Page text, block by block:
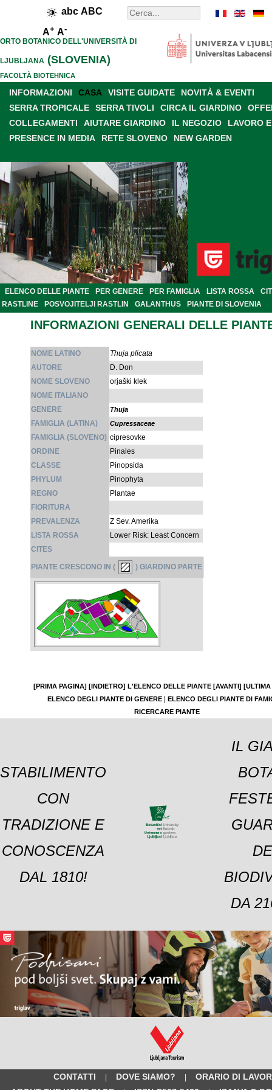
abc ABC
A+ A-
ORTO BOTANICO DELL'UNIVERSITÀ DI
LJUBLJANA (SLOVENIA)
FACOLTÀ BIOTEHNICA
INFORMAZIONI CASA VISITE GUIDATE
NOVITÀ & EVENTI
SERRA TROPICALE
SERRA TIVOLI CIRCA IL GIARDINO
COLLEGAMENTI
AIUTARE GIARDINO IL NEGOZIO
LAVORO
PRESENCE IN MEDIA
RETE SLOVENO NEW GARDEN
ELENCO DELLE PIANTE PER GENERE PER FAMIGLIA LISTA ROSSA
RASTLINE
POSVOJITELJI RASTLIN GALANTHUS PIANTE DI SLOVENIA
INFORMAZIONI GENERALI DELLE
NOME LATINO
Thuja plicata
AUTORE
D. Don
NOME SLOVENO
orjaški klek
NOME ITALIANO
GENERE
Thuja
FAMIGLIA (LATINA) Cupressaceae
FAMIGLIA (SLOVENO) cipresovke
ORDINE
Pinales
CLASSE
Pinopsida
PHYLUM
Pinophyta
REGNO
Plantae
FIORITURA
PREVALENZA
Z Sev. Amerika
LISTA ROSSA
Lower Risk: Least Concern
CITES
PIANTE CRESCONO IN ( ) GIARDINO PARTE
[PRIMA PAGINA] [INDIETRO] L'ELENCO DELLE PIANTE [AVANTI]
ELENCO DEGLI PIANTE DI GENERE
ELENCO DEGLI PIANTE DI
RICERCARE PIANTE
STABILIMENTO
CON
TRADIZIONE E
CONOSCENZA
DAL 1810!
IL
DA
CONTATTI | DOVE SIAMO? |
ORARIO DI